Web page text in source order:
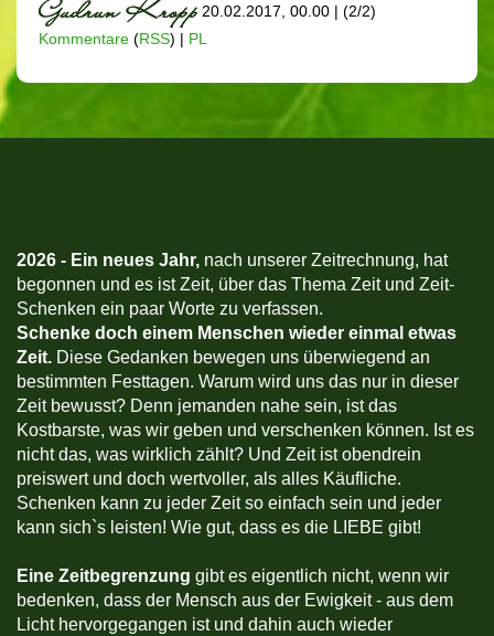
20.02.2017, 00.00 | (2/2)
Kommentare (RSS) | PL
2026 - Ein neues Jahr, nach unserer Zeitrechnung, hat
begonnen und es ist Zeit, über das Thema Zeit und Zeit-
Schenken ein paar Worte zu verfassen.
Schenke doch einem Menschen wieder einmal etwas
Zeit. Diese Gedanken bewegen uns überwiegend an
bestimmten Festtagen. Warum wird uns das nur in dieser
Zeit bewusst? Denn jemanden nahe sein, ist das
Kostbarste, was wir geben und verschenken können. Ist es
nicht das, was wirklich zählt? Und Zeit ist obendrein
preiswert und doch wertvoller, als alles Käufliche.
Schenken kann zu jeder Zeit so einfach sein und jeder
kann sich`s leisten! Wie gut, dass es die LIEBE gibt!
Eine Zeitbegrenzung gibt es eigentlich nicht, wenn wir
bedenken, dass der Mensch aus der Ewigkeit - aus dem
Licht hervorgegangen ist und dahin auch wieder